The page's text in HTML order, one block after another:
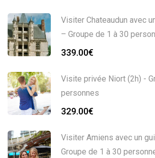
Visiter Chateaudun avec
– Groupe de 1 à 30
339.00€
Visite privée Niort (2h) -
personnes
329.00€
Visiter Amiens avec un
Groupe de 1 à 30